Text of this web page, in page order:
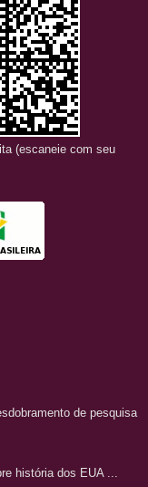
(escaneie com seu
de pesquisa
história dos EUA ...